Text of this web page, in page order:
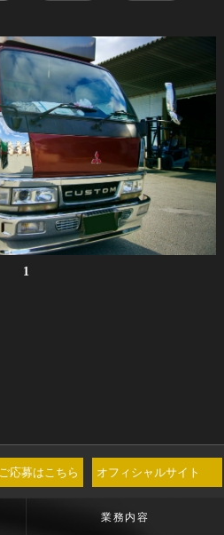
1
ご応募はこちら オフィシャルサイト
業務内容